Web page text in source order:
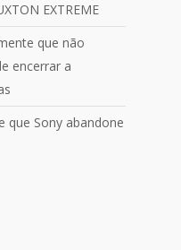
o mais
& Bones.
EXTREME
que não
encerrar a
que Sony abandone